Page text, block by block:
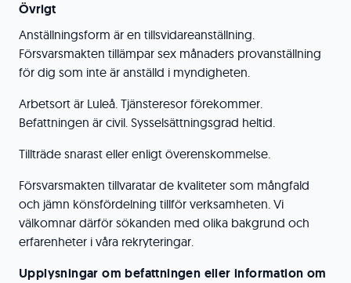
Övrigt
Anställningsform är en tillsvidareanställning.
Försvarsmakten tillämpar sex månaders provanställning
för dig som inte är anställd i myndigheten.
Arbetsort är Luleå. Tjänsteresor förekommer.
Befattningen är civil. Sysselsättningsgrad heltid.
Tillträde snarast eller enligt överenskommelse.
Försvarsmakten tillvaratar de kvaliteter som mångfald
och jämn könsfördelning tillför verksamheten. Vi
välkomnar därför sökanden med olika bakgrund och
erfarenheter i våra rekryteringar.
Upplysningar om befattningen eller information om